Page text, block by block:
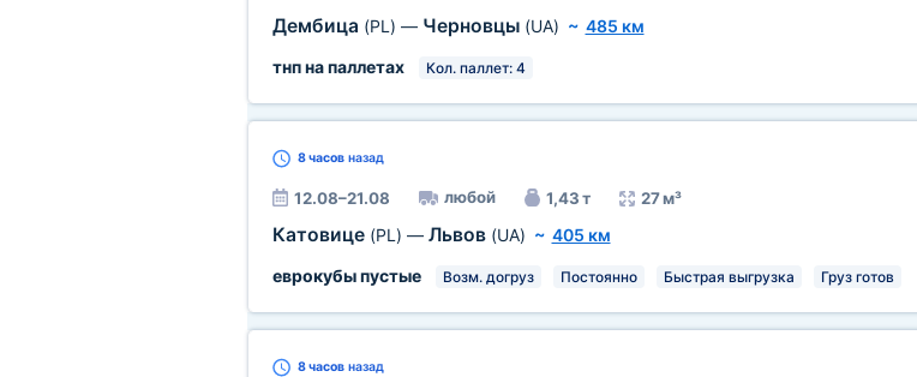
Дембица (PL) — Черновцы (UA) ~ 485 км
тнп на паллетах
Кол. паллет: 4
8 часовназад
12.08–21.08 любой 1,43 т 27 м³
Катовице (PL) — Львов (UA) ~ 405 км
еврокубы пустые
Возм. догруз Постоянно Быстрая выгрузка Груз готов
8 часовназад